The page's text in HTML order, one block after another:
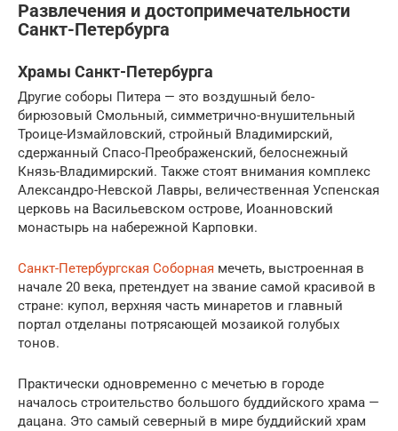
Развлечения и достопримечательности
Санкт-Петербурга
Храмы Санкт-Петербурга
Другие соборы Питера — это воздушный бело-
бирюзовый Смольный, симметрично-внушительный
Троице-Измайловский, стройный Владимирский,
сдержанный Спасо-Преображенский, белоснежный
Князь-Владимирский. Также стоят внимания комплекс
Александро-Невской Лавры, величественная Успенская
церковь на Васильевском острове, Иоанновский
монастырь на набережной Карповки.
Санкт-Петербургская Соборная мечеть, выстроенная в
начале 20 века, претендует на звание самой красивой в
стране: купол, верхняя часть минаретов и главный
портал отделаны потрясающей мозаикой голубых
тонов.
Практически одновременно с мечетью в городе
началось строительство большого буддийского храма —
дацана. Это самый северный в мире буддийский храм